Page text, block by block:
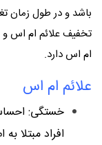
باشد و در طول زمان
تخفیف علائم ام اس و
ام اس دارد.
علائم ام اس
خستگی:
افراد مبتلا